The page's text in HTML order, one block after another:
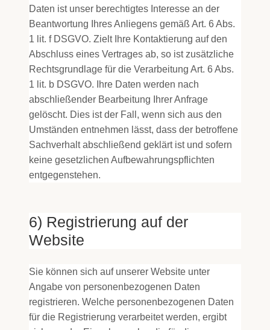
Daten ist unser berechtigtes Interesse an der
Beantwortung Ihres Anliegens gemäß Art. 6 Abs.
1 lit. f DSGVO. Zielt Ihre Kontaktierung auf den
Abschluss eines Vertrages ab, so ist zusätzliche
Rechtsgrundlage für die Verarbeitung Art. 6 Abs.
1 lit. b DSGVO. Ihre Daten werden nach
abschließender Bearbeitung Ihrer Anfrage
gelöscht. Dies ist der Fall, wenn sich aus den
Umständen entnehmen lässt, dass der betroffene
Sachverhalt abschließend geklärt ist und sofern
keine gesetzlichen Aufbewahrungspflichten
entgegenstehen.
6) Registrierung auf der
Website
Sie können sich auf unserer Website unter
Angabe von personenbezogenen Daten
registrieren. Welche personenbezogenen Daten
für die Registrierung verarbeitet werden, ergibt